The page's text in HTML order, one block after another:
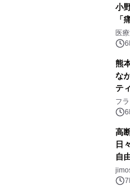
小
「
療
医
6
熊
な
テ
山
フ
6
高
日
自
7